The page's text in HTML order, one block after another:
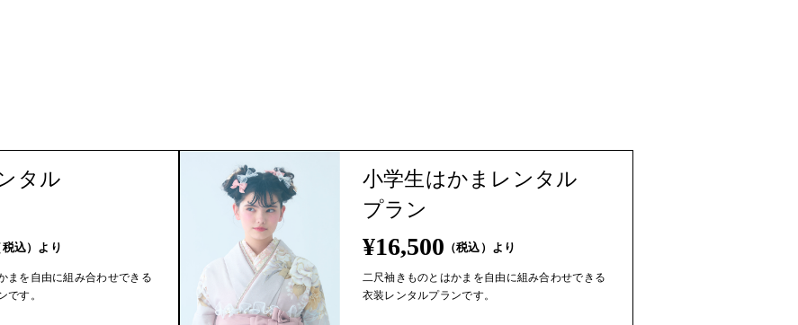
タル
税込）より
まを自由に組み合わせできる
です。
小学生はかまレンタル
プラン
¥16,500 （税込）より
二尺袖きものとはかまを自由に組み合わせできる
衣装レンタルプランです。